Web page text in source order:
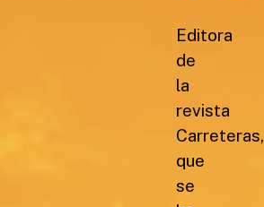
Editora
de
la
revista
Carreteras,
que
se